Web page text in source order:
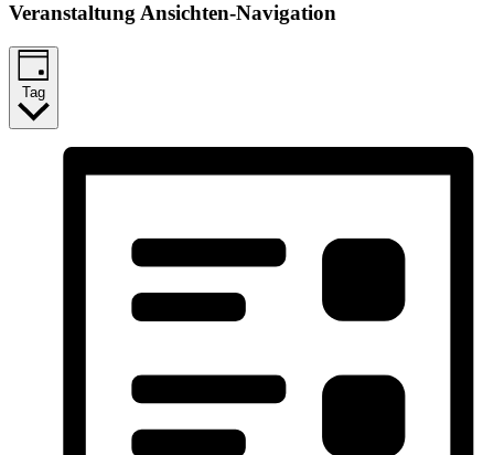
Veranstaltung Ansichten-Navigation
Tag